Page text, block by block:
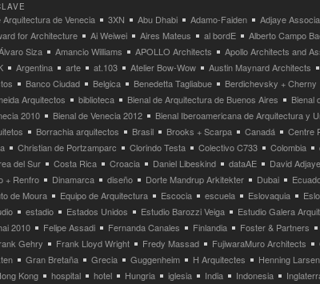
Arquitectura de Venecia 3XN Abu Dhabi Adamo-Faiden Adjaye
for Architecture
Ai Weiwei Aires Mateus al bordE Alberto Campo
Siza Amancio Williams APOLLO Architects Apollo Architects and
Argentina arte at.103 Atelier Bow-Wow Austin Maynard Architects
Banco Ciudad Belgica Benedetta Tagliabue Berdichevsky + Cherny
Arquitectos
biblioteca Bienal de Arquitectura de Buenos Aires
Bienal
2010
Bienal de Venecia 2012 Bienal Iberoamericana de Arquitectura y
Borrachia arquitectos Brasil Brooks + Scarpa Canadá Centre
Christian de Portzamparc Clorindo Testa Colectivo C733 Colombia
del Sur Costa Rica Croacia Daniel Libeskind dataAE David Adjaye
+ Renfro
Dinamarca diseño Dorte Mandrup Arkitekter Dubai
de Moura
Equipo de Arquitectura Escocia escuela Eslovaquia
estadio Estados Unidos Estudio Barozzi Veiga Estudio Galera
2010
Felipe Assadi Fernanda Canales Finlandia Foster & Partners
Gehry Frank Lloyd Wright Fredy Massad FujiwaraMuro Architects
Gran Bretaña Grecia Guggenheim H Arquitectes Henning
Kong hospital hotel Hungria iglesia India Indonesia